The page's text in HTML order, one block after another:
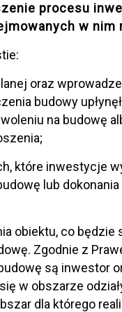
procesu
w nim
oraz
budowy
na budowę
które inwestycje
lub
obiektu, co
Zgodnie z
są inwestor
w obszarze
dla którego